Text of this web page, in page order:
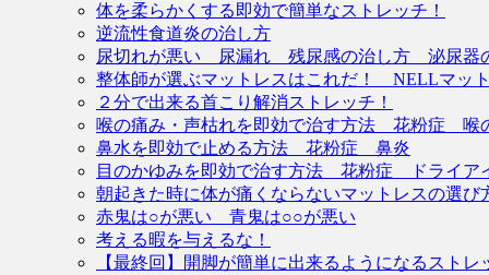
体を柔らかくする即効で簡単なストレッチ！
逆流性食道炎の治し方
尿切れが悪い 尿漏れ 残尿感の治し方 泌尿器
整体師が選ぶマットレスはこれだ！ NELLマッ
２分で出来る首こり解消ストレッチ！
喉の痛み・声枯れを即効で治す方法 花粉症 喉
鼻水を即効で止める方法 花粉症 鼻炎
目のかゆみを即効で治す方法 花粉症 ドライア
朝起きた時に体が痛くならないマットレスの選び
赤鬼は○が悪い 青鬼は○○が悪い
考える暇を与えるな！
【最終回】開脚が簡単に出来るようになるストレ